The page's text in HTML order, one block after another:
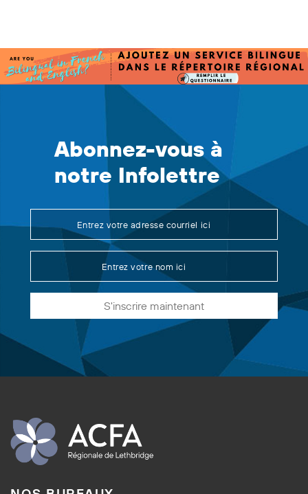
Abonnez-vous à
notre Infolettre
S'inscrire maintenant